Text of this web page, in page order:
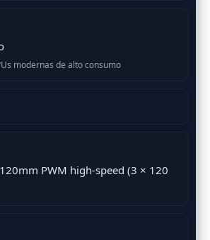
modernas de alto consumo
PWM high-speed (3 × 120